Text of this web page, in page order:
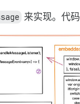
来实现。代